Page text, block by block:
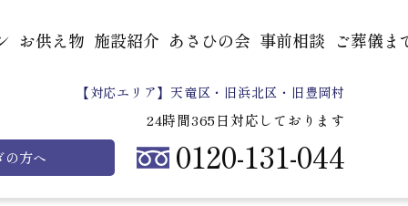
お供え物 施設紹介 あさひの会 事前相談 ご葬儀ま
【対応エリア】天竜区・旧浜北区・旧豊岡村
24時間365日対応しております
の方へ 0120-131-044